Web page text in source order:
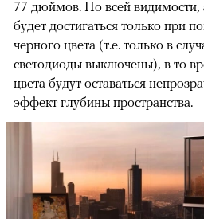
77 дюймов. По всей видимости,
будет достигаться только при
черного цвета (т.е. только в
светодиоды выключены), в то
цвета будут оставаться
эффект глубины пространства.